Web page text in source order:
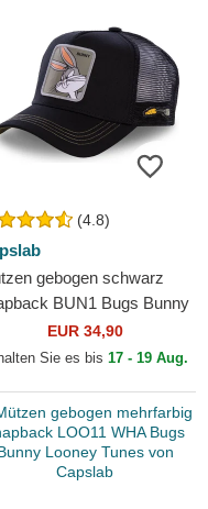
(4.8)
gebogen schwarz
BUN1 Bugs Bunny
Tunes von Capslab
EUR 34,90
Sie es bis 17 - 19 Aug.